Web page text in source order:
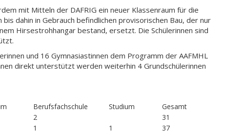
mit Mitteln der DAFRIG ein neuer Klassenraum für die
dahin in Gebrauch befindlichen provisorischen Bau, der nur
Hirsestrohhangar bestand, ersetzt. Die Schülerinnen sind
und 16 Gymnasiastinnen dem Programm der AAFMHL
direkt unterstützt werden weiterhin 4 Grundschülerinnen
Berufsfachschule Studium
Gesamt
2
31
1 1 37